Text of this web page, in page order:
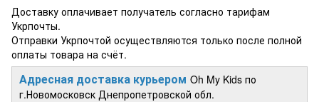
Доставку оплачивает получатель согласно тарифам
Укрпочты.
Отправки Укрпочтой осуществляются только после полной
оплаты товара на счёт.
Адресная доставка курьером Oh My Kids по
г.Новомосковск Днепропетровской обл.